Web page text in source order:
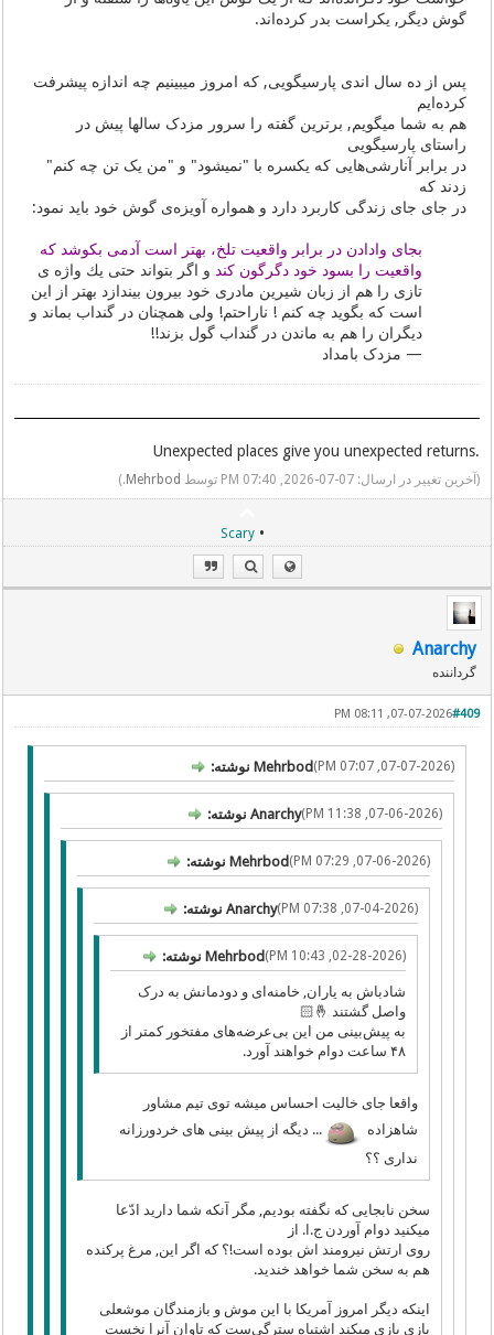
گوش دیگر, یکراست بدر کرده‌اند.
پس از ده سال اندی پارسیگویی, که امروز میبینیم چه اندازه پیشرفت
کرده‌ایم
هم به شما میگویم, برترین گفته را سرور مزدک سالها پیش در
راستای پارسیگویی
در برابر آنارشی‌هایی که یکسره با "نمیشود" و "من یک تن چه کنم"
زدند که
در جای جای زندگی کاربرد دارد و همواره آویزه‌ی گوش خود باید نمود:
بجای وادادن در برابر واقعیت تلخ، بهتر است آدمی بكوشد كه
واقعیت را بسود خود دگرگون كند و اگر بتواند حتی یك واژه ی
تازی را هم از زبان شیرین مادری خود بیرون بیندازد بهتر از این
است كه بگوید چه كنم ! ناراحتم! ولی همچنان در گنداب بماند و
دیگران را هم به ماندن در گنداب گول بزند!!
— مزدک بامداد
.Unexpected places give you unexpected returns
(آخرین تغییر در ارسال: 07-07-2026, 07:40 PM توسط Mehrbod
.)
•
Scary
Anarchy
گرداننده
#409
07-07-2026, 08:11 PM
(07-07-2026, 07:07 PM) Mehrbod نوشته:
(07-06-2026, 11:38 PM) Anarchy نوشته:
(07-06-2026, 07:29 PM) Mehrbod نوشته:
(07-04-2026, 07:38 PM) Anarchy نوشته:
(02-28-2026, 10:43 PM) Mehrbod نوشته:
شادباش به یاران, خامنه‌ای و دودمانش به درک
واصل گشتند 🤞🏻
به پیش‌بینی من این بی‌عرضه‌های مفتخور کمتر از
۴۸ ساعت دوام خواهند آورد.
واقعا جای خالیت احساس میشه توی تیم مشاور
شاهزاده
... دیگه از پیش بینی های خردورزانه
نداری ؟؟
سخن نابجایی که نگفته بودیم, مگر آنکه شما دارید ادّعا
میکنید دوام آوردن ج.ا. از
روی ارتش نیرومند اش بوده است!؟ که اگر این, مرغ پرکنده
هم به سخن شما خواهد خندید.
اینکه دیگر امروز آمریکا با این موش و بازمندگان موشعلی
بازی بازی میکند اشتباه سترگی‌ست که تاوان آنرا نخست